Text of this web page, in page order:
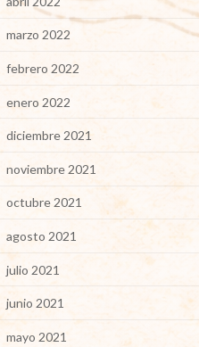
marzo 2022
febrero 2022
enero 2022
diciembre 2021
noviembre 2021
octubre 2021
agosto 2021
julio 2021
junio 2021
mayo 2021